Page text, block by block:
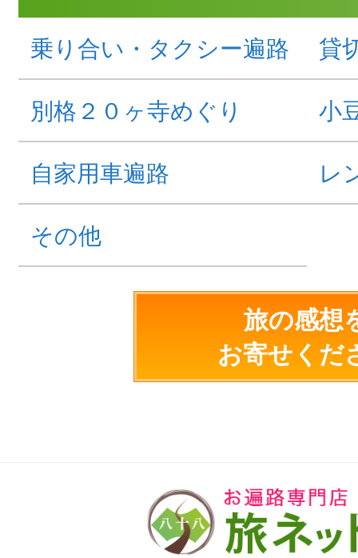
乗り合い・タクシー遍路 貸
別格２０ヶ寺めぐり 小
自家用車遍路 レ
その他
旅の感想
お寄せくだ